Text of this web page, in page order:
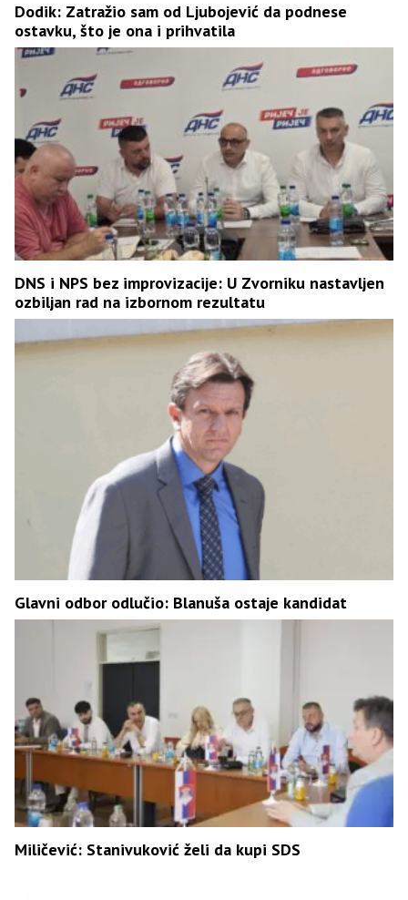
Dodik: Zatražio sam od Ljubojević da podnese
ostavku, što je ona i prihvatila
DNS i NPS bez improvizacije: U Zvorniku nastavljen
ozbiljan rad na izbornom rezultatu
Glavni odbor odlučio: Blanuša ostaje kandidat
Miličević: Stanivuković želi da kupi SDS